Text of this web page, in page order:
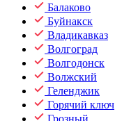
Балаково
Буйнакск
Владикавказ
Волгоград
Волгодонск
Волжский
Геленджик
Горячий ключ
Грозный